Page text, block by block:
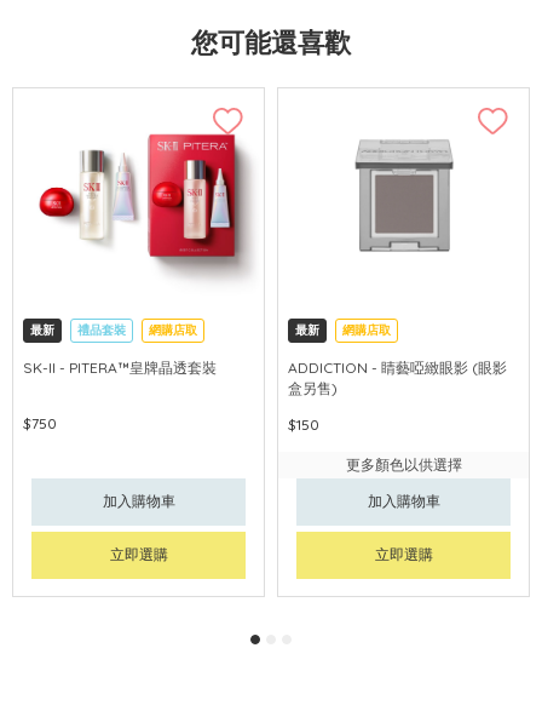
您可能還喜歡
最新 禮品套裝 網購店取
可中國內地配送
SK-II - PITERA™皇牌晶透套裝
$750
加入購物車
立即選購
最新 網購店取
ADDICTION - 睛藝啞緻眼影 (眼影
盒另售)
$150
更多顏色以供選擇
加入購物車
立即選購